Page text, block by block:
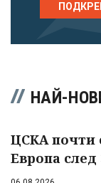
НАЙ-
ЦСКА почти
Европа след